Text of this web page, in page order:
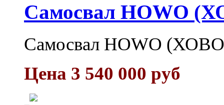
Самосвал HOWO
Самосвал HOWO
Цена 3 540 000 руб